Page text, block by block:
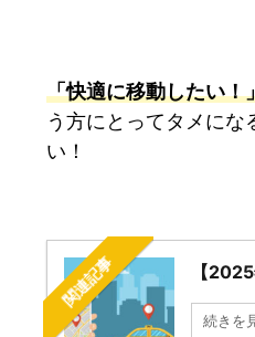
「快適に移動したい！
う方にとってタメにな
い！
関連記事 【
続きを